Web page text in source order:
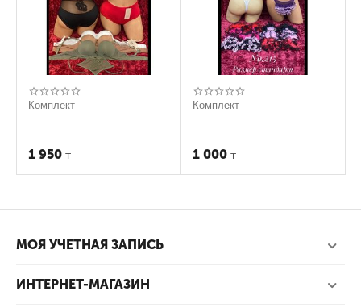
Комплект
1 950 ₸
Комплект
1 000 ₸
МОЯ УЧЕТНАЯ ЗАПИСЬ
ИНТЕРНЕТ-МАГАЗИН